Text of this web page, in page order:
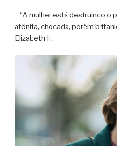
– “A mulher está destruindo o
atônita, chocada, porém
Elizabeth II.